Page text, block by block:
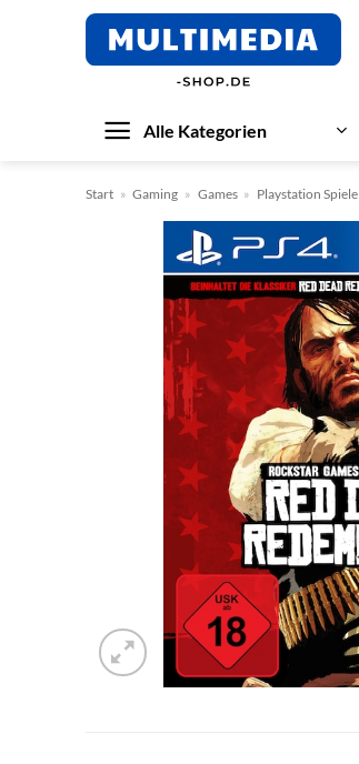
Alle Kategorien
Start » Gaming » Games » Playstation Spiele